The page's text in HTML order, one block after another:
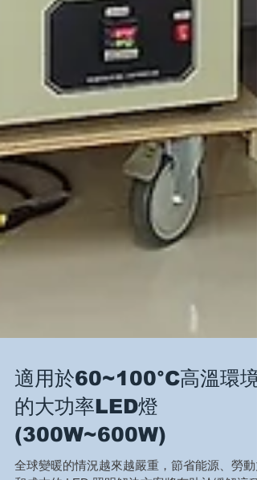
適用於60~100°C高溫環境
的大功率LED燈